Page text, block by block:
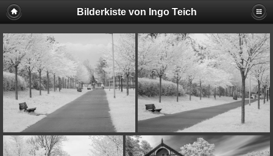
Bilderkiste von Ingo Teich